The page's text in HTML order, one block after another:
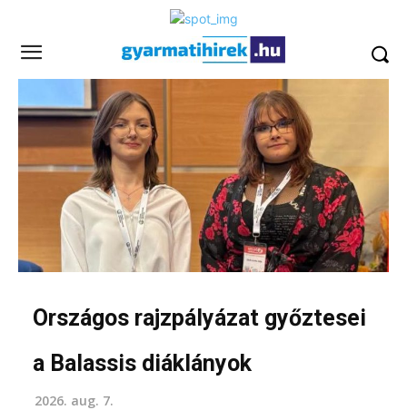
Országos rajzpályázat győztesei
a Balassis diáklányok
2026. aug. 7.